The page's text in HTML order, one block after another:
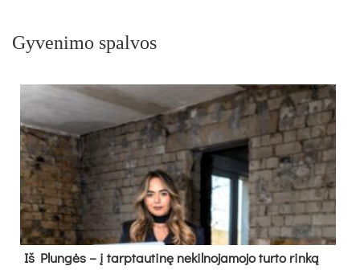
Gyvenimo spalvos
Iš Plungės – į tarptautinę nekilnojamojo turto rinką